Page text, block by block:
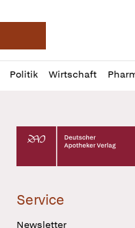
Deutsche
Politik Wirtschaft
Profil
öffnen
Daz
Pur
Deutscher Apotheker
Service
Newsletter